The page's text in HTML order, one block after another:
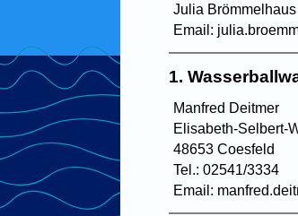
Julia Brömmelhaus
Email:
1.
Manfred Deitmer
Elisabeth-Selbert-
48653 Coesfeld
Tel.: 02541/3334
Email: